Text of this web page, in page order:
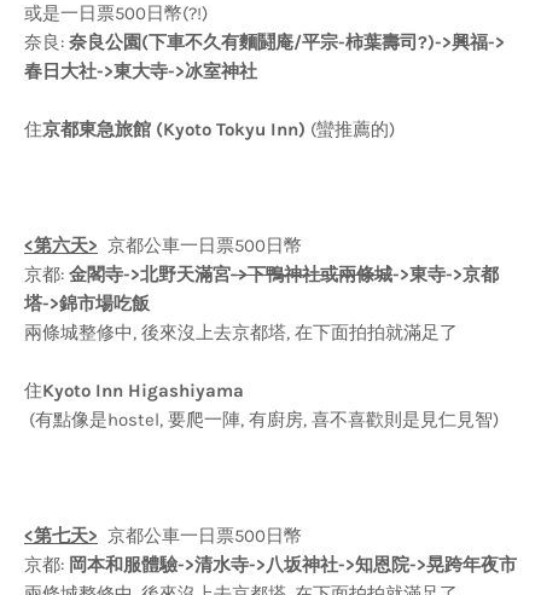
或是一日票500日幣(?!)
奈良: 奈良公園(下車不久有麵鬪庵/平宗-柿葉壽司?)->興福->
春日大社->東大寺->冰室神社
住京都東急旅館 (Kyoto Tokyu Inn) (蠻推薦的)
<第六天> 京都公車一日票500日幣
京都: 金閣寺->北野天滿宮->下鴨神社或兩條城->東寺->京都
塔->錦市場吃飯
兩條城整修中, 後來沒上去京都塔, 在下面拍拍就滿足了
住Kyoto Inn Higashiyama
(有點像是hostel, 要爬一陣, 有廚房, 喜不喜歡則是見仁見智)
<第七天> 京都公車一日票500日幣
京都: 岡本和服體驗->清水寺->八坂神社->知恩院->晃跨年夜市